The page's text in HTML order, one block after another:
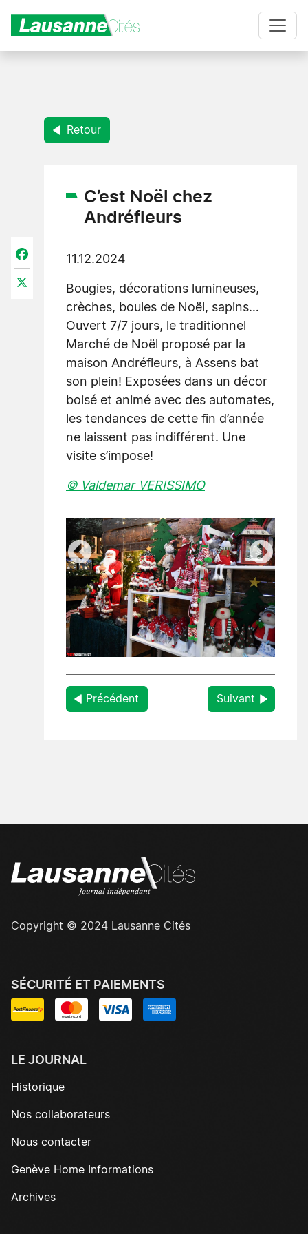
Retour
C’est Noël chez
Andréfleurs
11.12.2024
Bougies, décorations lumineuses,
crèches, boules de Noël, sapins…
Ouvert 7/7 jours, le traditionnel
Marché de Noël proposé par la
maison Andréfleurs, à Assens bat
son plein! Exposées dans un décor
boisé et animé avec des automates,
les tendances de cette fin d’année
ne laissent pas indifférent. Une
visite s’impose!
© Valdemar VERISSIMO
Précédent Suivant
Facebook
Copyright © 2024 Lausanne Cités
SÉCURITÉ ET PAIEMENTS
LE JOURNAL
Historique
Nos collaborateurs
Nous contacter
Genève Home Informations
Archives